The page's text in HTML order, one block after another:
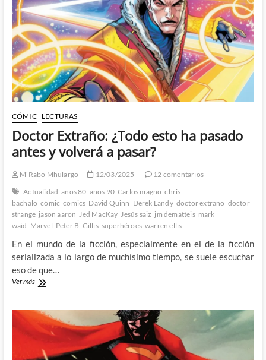
y
Lins
ha
llegado
a
buen
puerto
CÓMIC LECTURAS
Doctor Extraño: ¿Todo esto ha pasado
antes y volverá a pasar?
M'Rabo Mhulargo 12/03/2025
12 comentarios
Actualidad años 80 años 90 Carlos magno chris
bachalo cómic comics David Quinn Derek Landy doctor extraño doctor
strange jason aaron Jed MacKay Jesús saiz jm dematteis mark
waid Marvel Peter B. Gillis superhéroes warren ellis
En el mundo de la ficción, especialmente en el de la ficción
serializada a lo largo de muchísimo tiempo, se suele escuchar
eso de que…
Ver másDoctor
esto
ha
pasado
antes
y